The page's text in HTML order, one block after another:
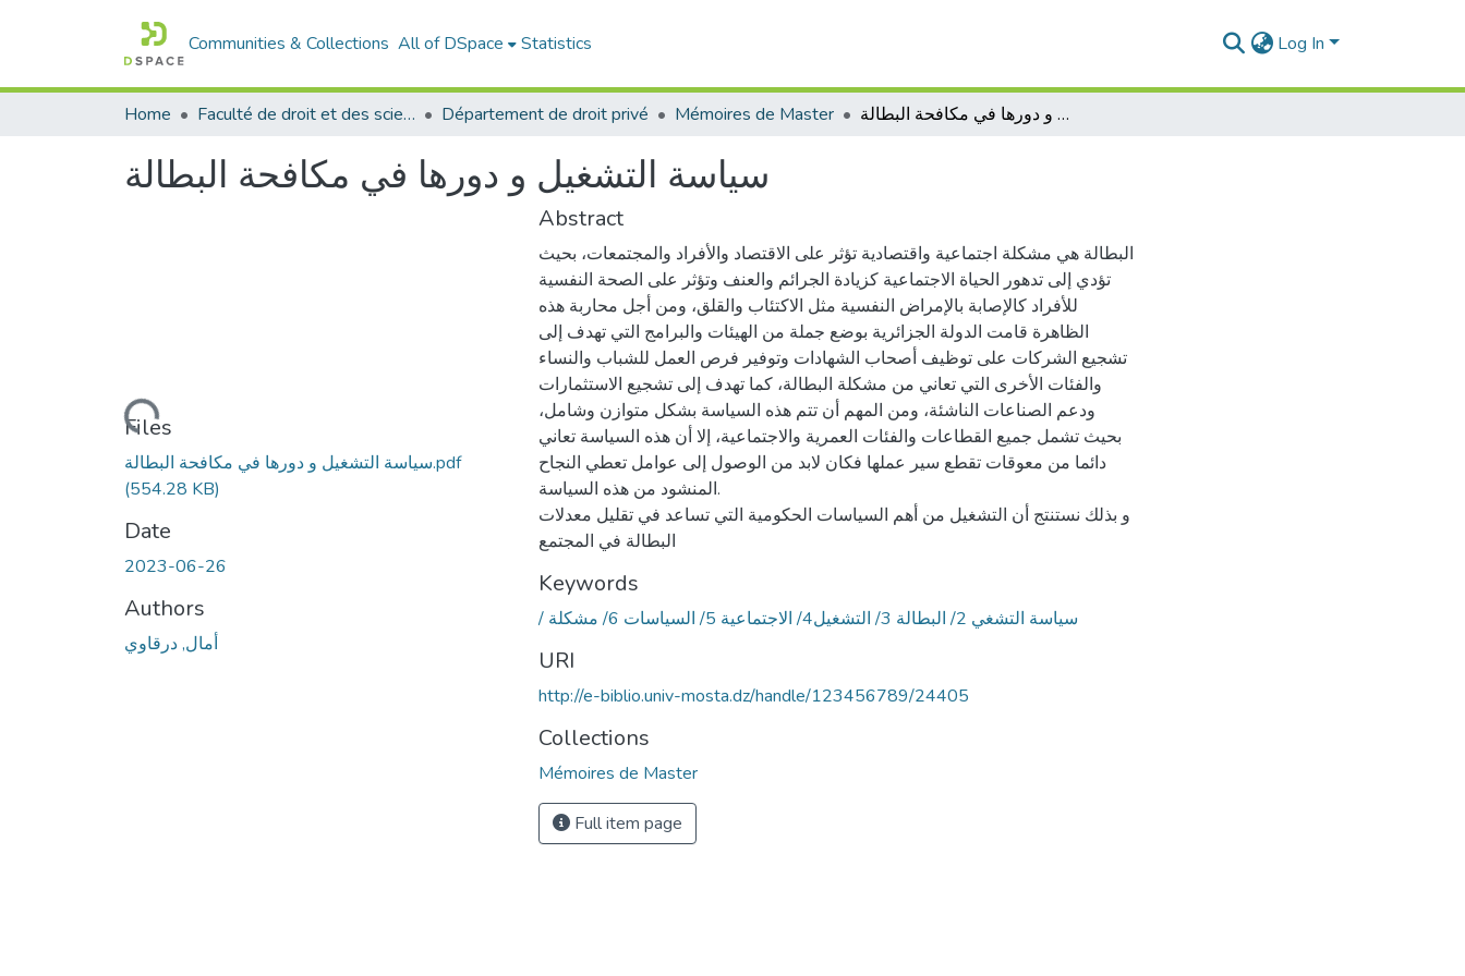
Communities & Collections All of DSpace Statistics Log In
Home Faculté de droit et des sciences politiques Département de droit privé Mémoires de Master سياسة التشغيل و دورها في مكافحة البطالة
سياسة التشغيل و دورها في مكافحة البطالة
Loading...
Files
سياسة التشغيل و دورها في مكافحة البطالة.pdf
(554.28 KB)
Date
2023-06-26
Authors
أمال, درقاوي
Abstract
البطالة هي مشكلة اجتماعية واقتصادية تؤثر على الاقتصاد والأفراد والمجتمعات، بحيث
تؤدي إلى تدهور الحياة الاجتماعية كزيادة الجرائم والعنف وتؤثر على الصحة النفسية
للأفراد كالإصابة بالإمراض النفسية مثل الاكتئاب والقلق، ومن أجل محاربة هذه
الظاهرة قامت الدولة الجزائرية بوضع جملة من الهيئات والبرامج التي تهدف إلى
تشجيع الشركات على توظيف أصحاب الشهادات وتوفير فرص العمل للشباب والنساء
والفئات الأخرى التي تعاني من مشكلة البطالة، كما تهدف إلى تشجيع الاستثمارات
ودعم الصناعات الناشئة، ومن المهم أن تتم هذه السياسة بشكل متوازن وشامل،
بحيث تشمل جميع القطاعات والفئات العمرية والاجتماعية، إلا أن هذه السياسة تعاني
دائما من معوقات تقطع سير عملها فكان لابد من الوصول إلى عوامل تعطي النجاح
المنشود من هذه السياسة.
و بذلك نستنتج أن التشغيل من أهم السياسات الحكومية التي تساعد في تقليل معدلات
البطالة في المجتمع
Keywords
/ سياسة التشغي 2/ البطالة 3/ التشغيل4/ الاجتماعية 5/ السياسات 6/ مشكلة
URI
http://e-biblio.univ-mosta.dz/handle/123456789/24405
Collections
Mémoires de Master
Full item page